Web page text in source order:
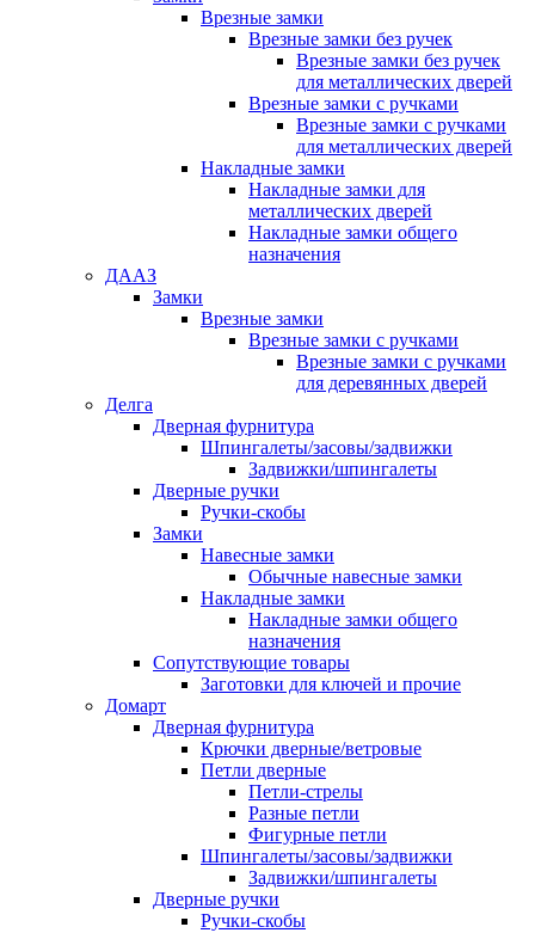
Врезные замки
Врезные замки без ручек
Врезные замки без ручек
для металлических дверей
Врезные замки с ручками
Врезные замки с ручками
для металлических дверей
Накладные замки
Накладные замки для
металлических дверей
Накладные замки общего
назначения
ДААЗ
Замки
Врезные замки
Врезные замки с ручками
Врезные замки с ручками
для деревянных дверей
Делга
Дверная фурнитура
Шпингалеты/засовы/задвижки
Задвижки/шпингалеты
Дверные ручки
Ручки-скобы
Замки
Навесные замки
Обычные навесные замки
Накладные замки
Накладные замки общего
назначения
Сопутствующие товары
Заготовки для ключей и прочие
Домарт
Дверная фурнитура
Крючки дверные/ветровые
Петли дверные
Петли-стрелы
Разные петли
Фигурные петли
Шпингалеты/засовы/задвижки
Задвижки/шпингалеты
Дверные ручки
Ручки-скобы